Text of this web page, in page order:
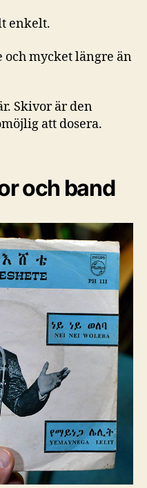
enkelt.
mycket längre än
Skivor är den
att dosera.
och band